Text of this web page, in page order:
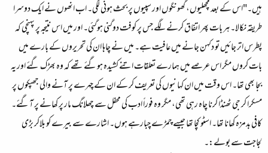
ہیں۔"اس کے بعد مچھلیوں، گھونگوں اور سپیوں پر بحث ہونی لگی۔ اب انھوں نے ایک دوسرا
طریقہ نکالا۔ ہر بات پھر اتفاق کرنے لگے جس پر کوفت دوگنی ہوگئی۔ اور میں اس نتیجہ پر پہنچی کہ
پطرس اتر جائیں تو دکہن جانے میں عافیت ہے۔ میں نے چاہا ان کی تحریروں کے بارے میں
بات کروں مگر اس عرصے میں ہمارے تعلقات اتنے کشیدہ ہوگئے تھے کہ وہ بھڑک گئے اور یہ
بجا بھی تھا۔ اس وقت میں ان کہانیوں کی تعریف کر کے ان کے چہرے پر آنے والی جھپکوں پر
مسکرا کر جی ٹھنڈا کرنا چاہ رہی تھی، مگر وہ فوراً ادب کی محفل سے چھلانگ مار پر کھانے پر آگئے۔
کافی بدمزہ کھانا تھا۔ اسٹو کچا تھا جیسے چمڑے چبارہے ہوں۔ اشارے سے بیرے کو بلاکر بڑی
لجاجت سے بولے:۔